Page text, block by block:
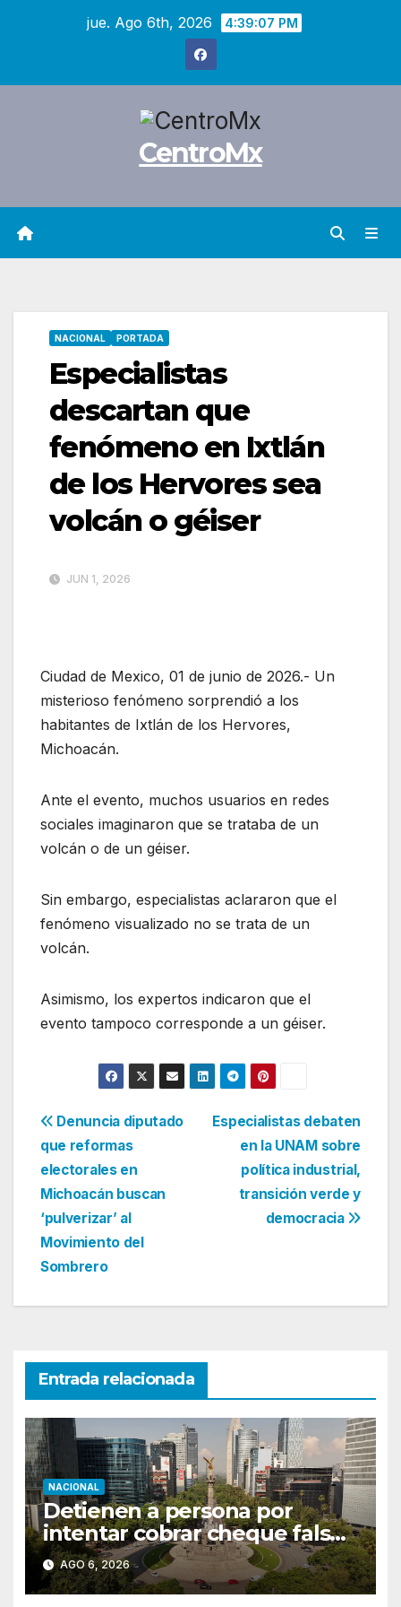
jue. Ago 6th, 2026 4:39:09 PM
CentroMx
NACIONAL PORTADA
Especialistas
descartan que
fenómeno en Ixtlán
de los Hervores sea
volcán o géiser
JUN 1, 2026
Ciudad de Mexico, 01 de junio de 2026.- Un
misterioso fenómeno sorprendió a los
habitantes de Ixtlán de los Hervores,
Michoacán.
Ante el evento, muchos usuarios en redes
sociales imaginaron que se trataba de un
volcán o de un géiser.
Sin embargo, especialistas aclararon que el
fenómeno visualizado no se trata de un
volcán.
Asimismo, los expertos indicaron que el
evento tampoco corresponde a un géiser.
Navegación
de
entradas
Especialistas debaten
en la UNAM sobre
política industrial,
transición verde y
democracia
Denuncia diputado
que reformas
electorales en
Michoacán buscan
‘pulverizar’ al
Movimiento del
Sombrero
Entrada relacionada
NACIONAL
Detienen a persona por
intentar cobrar cheque falso
de 420,000 pesos en CDMX
AGO 6, 2026